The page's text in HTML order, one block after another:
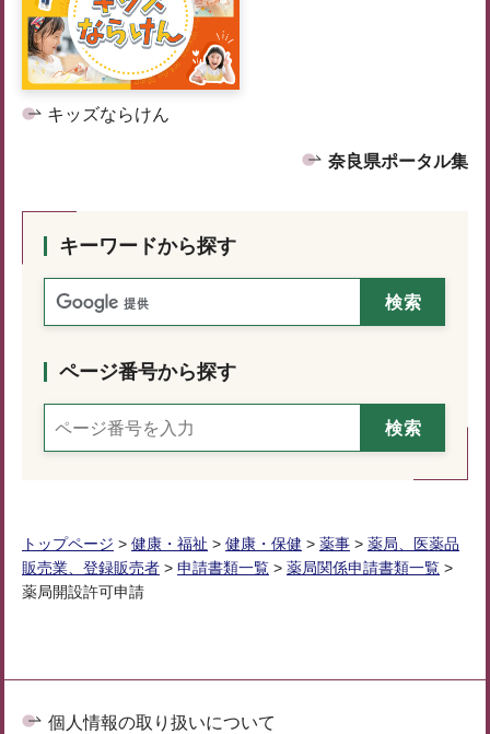
キッズならけん
奈良県ポータル集
キーワードから探す
ページ番号から探す
トップページ > 健康・福祉 > 健康・保健 > 薬事 > 薬局、医薬品
販売業、登録販売者 > 申請書類一覧 > 薬局関係申請書類一覧 >
薬局開設許可申請
個人情報の取り扱いについて